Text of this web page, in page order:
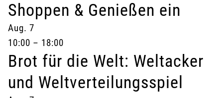
Shoppen & Genießen ein
Aug. 7
10:00 – 18:00
Brot für die Welt: Weltacker
und Weltverteilungsspiel